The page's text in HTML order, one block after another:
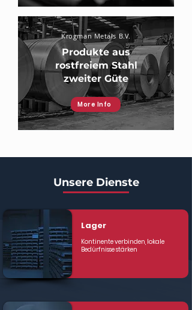
Krogman Metals B.V.
Produkte aus
rostfreiem Stahl
zweiter Güte
More Info
Unsere Dienste
Lager
Kontinente verbinden, lokale
Bedürfnisse stärken